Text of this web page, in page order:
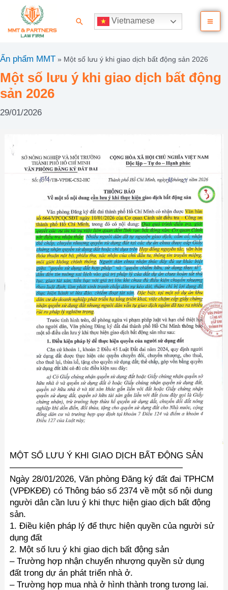
nội
Tìm
Vietnamese
Ấn phẩm MMT » Một số lưu ý khi giao dịch bất động sản 2026
Một số lưu ý khi giao dịch bất động
sản 2026
29/01/2026
MỘT SỐ LƯU Ý KHI GIAO DỊCH BẤT ĐỘNG SẢN
————————————————————
Ngày 28/01/2026, Văn phòng Đăng ký đất đai TPHCM
(VPĐKĐĐ) có Thông báo số 2374 về một số nội dung
người dân cần lưu ý khi thực hiện giao dịch bất động
sản.
1. Điều kiện pháp lý để thực hiện quyền của người sử
dụng đất
2. Một số lưu ý khi giao dịch bất động sản
– Trường hợp nhận chuyển nhượng quyền sử dụng
đất trong dự án phát triển nhà ở.
– Trường hợp mua nhà ở hình thành trong tương lai.